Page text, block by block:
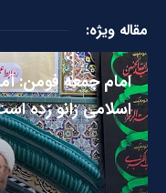
مقاله ویژه:
امام جمعه فومن:
اسلامی زانو زده